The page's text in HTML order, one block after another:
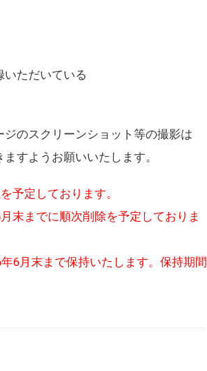
いただいている
のスクリーンショット等の撮影は
すようお願いいたします。
予定しております。
末までに順次削除を予定しておりま
6月末まで保持いたします。保持期間